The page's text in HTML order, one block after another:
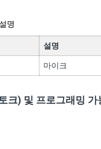
명
설명
마이크
크) 및 프로그래밍 가